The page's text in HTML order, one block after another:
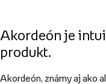
Akordeón je
produkt.
Akordeón, známy aj ako